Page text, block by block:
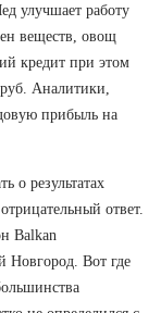
улучшает работу
веществ, овощ
кредит при этом
Аналитики,
прибыль на
о результатах
ответ.
Balkan
Новгород. Вот где